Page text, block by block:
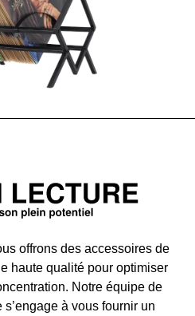
offrons des accessoires de
haute qualité pour optimiser
Notre équipe de
à vous fournir un